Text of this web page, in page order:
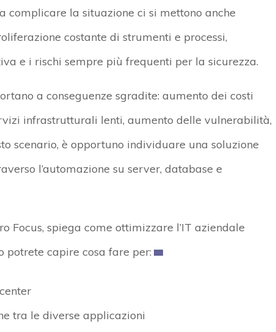
complicare la situazione ci si mettono anche
costante di strumenti e processi,
e i rischi sempre più frequenti per la sicurezza.
a conseguenze sgradite: aumento dei costi
infrastrutturali lenti, aumento delle vulnerabilità,
scenario, è opportuno individuare una soluzione
l’automazione su server, database e
Focus, spiega come ottimizzare l’IT aziendale
potrete capire cosa fare per:
tra le diverse applicazioni